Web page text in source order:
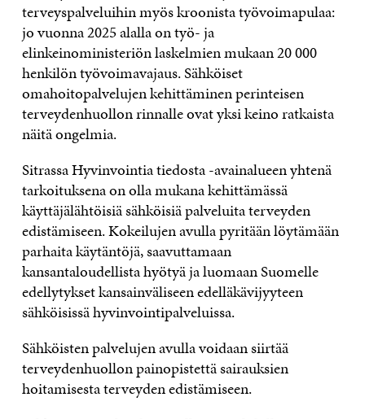
terveyspalveluihin myös kroonista työvoimapulaa:
jo vuonna 2025 alalla on työ- ja
elinkeinoministeriön laskelmien mukaan 20 000
henkilön työvoimavajaus. Sähköiset
omahoitopalvelujen kehittäminen perinteisen
terveydenhuollon rinnalle ovat yksi keino ratkaista
näitä ongelmia.
Sitrassa Hyvinvointia tiedosta -avainalueen yhtenä
tarkoituksena on olla mukana kehittämässä
käyttäjälähtöisiä sähköisiä palveluita terveyden
edistämiseen. Kokeilujen avulla pyritään löytämään
parhaita käytäntöjä, saavuttamaan
kansantaloudellista hyötyä ja luomaan Suomelle
edellytykset kansainväliseen edelläkävijyyteen
sähköisissä hyvinvointipalveluissa.
Sähköisten palvelujen avulla voidaan siirtää
terveydenhuollon painopistettä sairauksien
hoitamisesta terveyden edistämiseen.